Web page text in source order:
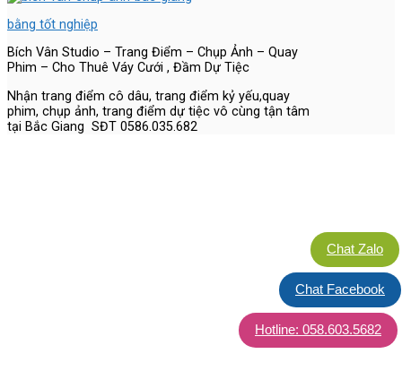
bằng tốt nghiệp
Bích Vân Studio – Trang Điểm – Chụp Ảnh – Quay
Phim – Cho Thuê Váy Cưới , Đầm Dự Tiệc
Nhận trang điểm cô dâu, trang điểm kỷ yếu,quay
phim, chụp ảnh, trang điểm dự tiệc vô cùng tận tâm
tại Bắc Giang SĐT 0586.035.682
Chat Zalo
Chat Facebook
Hotline: 058.603.5682